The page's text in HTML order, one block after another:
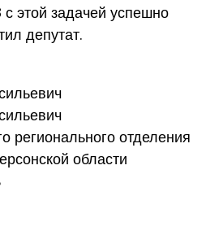
этой задачей успешно
депутат.
регионального отделения
области